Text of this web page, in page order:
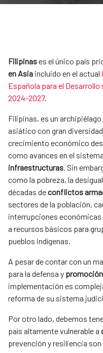
Filipinases el único país
en Asia incluido en el actual
Española para el Desarrollo
2024-2027.
Filipinas, es un
asiático con gran
crecimiento económico
como avances en el
infraestructuras. Sin
como la pobreza, la
décadas deconflictos
sectores de la población,
interrupciones
a recursos básicos para
pueblos indígenas.
A pesar de contar con un
para la defensa y
implementación es
reforma de su sistema
Por otro lado, debemos
país altamente vulnerable a
prevención y resiliencia